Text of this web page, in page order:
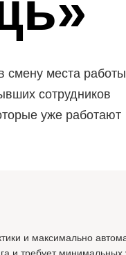
смену места работы
сотрудников
уже работают
и максимально